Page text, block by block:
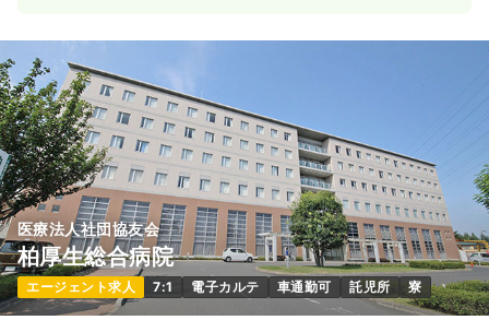
医療法人社団協友会
柏厚生総合病院
エージェント求人 7:1 電子カルテ 車通勤可 託児所 寮